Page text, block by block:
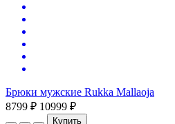
Брюки мужские Rukka Mallaoja
8799 ₽ 10999 ₽
Купить